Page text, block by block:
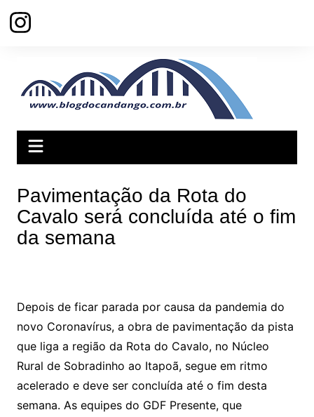
para
Pavimentação da Rota do
Cavalo será concluída até o fim
da semana
Depois de ficar parada por causa da pandemia do
novo Coronavírus, a obra de pavimentação da pista
que liga a região da Rota do Cavalo, no Núcleo
Rural de Sobradinho ao Itapoã, segue em ritmo
acelerado e deve ser concluída até o fim desta
semana. As equipes do GDF Presente, que